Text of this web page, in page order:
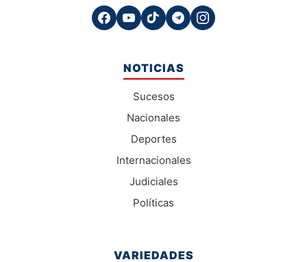
NOTICIAS
Sucesos
Nacionales
Deportes
Internacionales
Judiciales
Políticas
VARIEDADES